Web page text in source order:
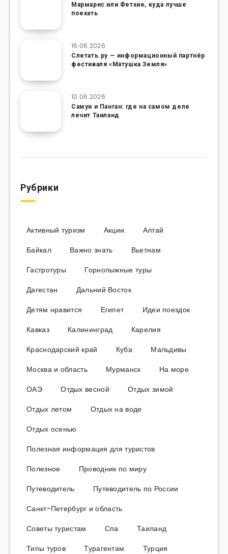
Мармарис или Фетхие, куда лучше
поехать
16.06.2026
Слетать.ру — информационный партнёр
фестиваля «Матушка Земля»
10.06.2026
Самуи и Панган: где на самом деле
лечит Таиланд
Рубрики
Активный туризм Акции
Алтай
Байкал
Важно знать
Вьетнам
Гастротуры
Горнолыжные туры
Дагестан
Дальний Восток
Детям нравится
Египет
Идеи поездок
Кавказ
Калининград
Карелия
Краснодарский край
Куба
Мальдивы
Москва и область
Мурманск
На море
ОАЭ
Отдых весной
Отдых зимой
Отдых летом
Отдых на воде
Отдых осенью
Полезная информация для туристов
Полезное
Проводник по миру
Путеводитель
Путеводитель по России
Санкт-Петербург и область
Советы туристам
Спа
Таиланд
Типы туров
Турагентам Турция